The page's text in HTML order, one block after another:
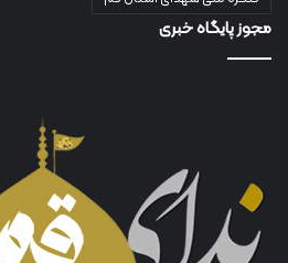
مجوز پایگاه خبری